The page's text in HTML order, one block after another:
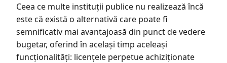
Ceea ce multe instituții publice nu realizează încă
este că există o alternativă care poate fi
semnificativ mai avantajoasă din punct de vedere
bugetar, oferind în același timp aceleași
funcționalități: licențele perpetue achiziționate